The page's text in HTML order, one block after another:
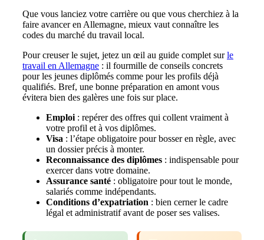
Que vous lanciez votre carrière ou que vous cherchiez à la
faire avancer en Allemagne, mieux vaut connaître les
codes du marché du travail local.
Pour creuser le sujet, jetez un œil au guide complet surle
travail en Allemagne : il fourmille de conseils concrets
pour les jeunes diplômés comme pour les profils déjà
qualifiés. Bref, une bonne préparation en amont vous
évitera bien des galères une fois sur place.
Emploi : repérer des offres qui collent vraiment à
votre profil et à vos diplômes.
Visa : l’étape obligatoire pour bosser en règle, avec
un dossier précis à monter.
Reconnaissance des diplômes : indispensable pour
exercer dans votre domaine.
Assurance santé : obligatoire pour tout le monde,
salariés comme indépendants.
Conditions d’expatriation : bien cerner le cadre
légal et administratif avant de poser ses valises.